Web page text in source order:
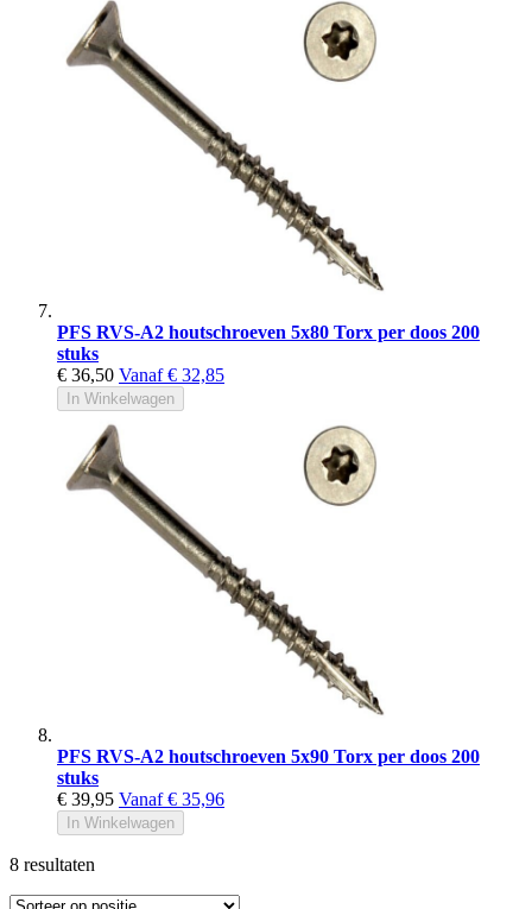
PFS RVS-A2 houtschroeven 5x80 Torx per doos 200
stuks
€ 36,50 Vanaf € 32,85
In Winkelwagen
PFS RVS-A2 houtschroeven 5x90 Torx per doos 200
stuks
€ 39,95 Vanaf € 35,96
In Winkelwagen
8 resultaten